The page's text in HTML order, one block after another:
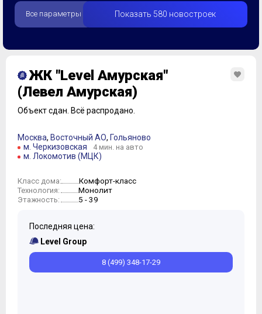
Все параметры Показать 580 новостроек
ЖК "Level Амурская"
(Левел Амурская)
Объект сдан. Всё распродано.
Москва, Восточный АО, Гольяново
м. Черкизовская
4 мин. на авто
м. Локомотив (МЦК)
Класс дома: Комфорт-класс
Технология: Монолит
Этажность: 5 - 39
Последняя цена:
Level Group
8 (499) 348-17-29